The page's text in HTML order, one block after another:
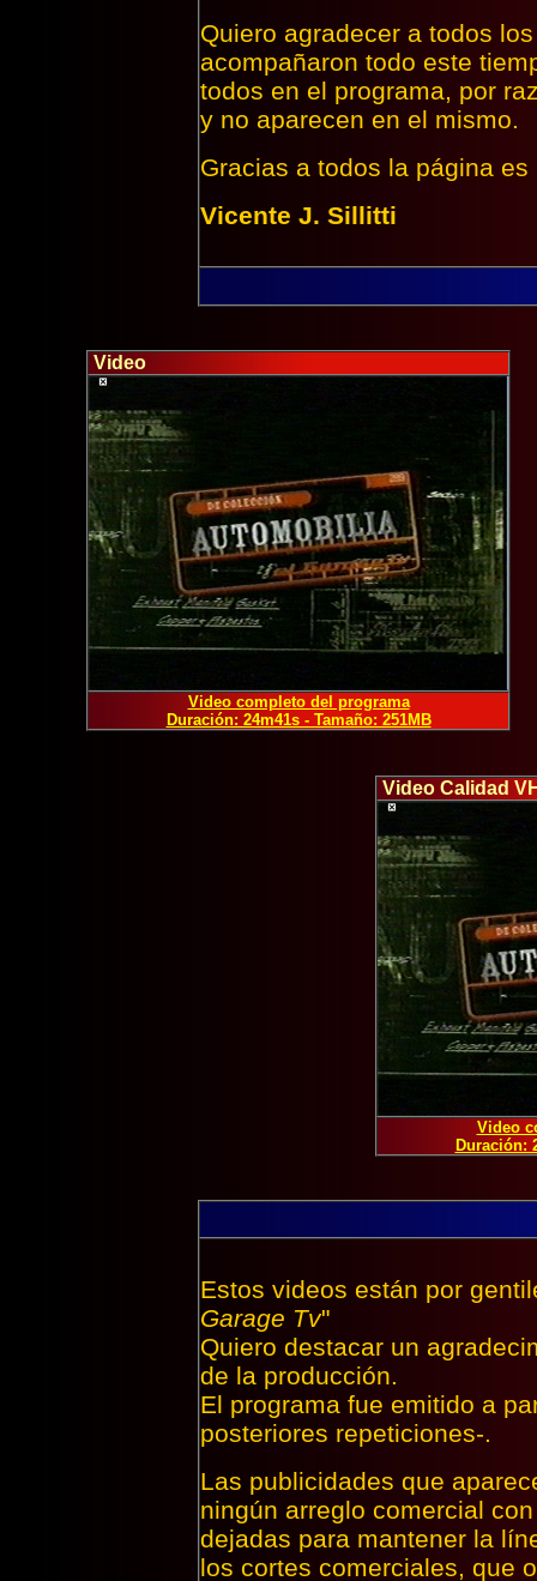
Quiero agradecer a todos
acompañaron todo este
todos en el programa, por
y no aparecen en el mismo.
Gracias a todos la página es
Vicente J. Sillitti
Video
Video completo del programa
Duración: 24m41s - Tamaño: 251MB
Video Calidad
Video
Duración:
Estos videos están por
Garage Tv"
Quiero destacar un
de la producción.
El programa fue emitido a
posteriores repeticiones-.
Las publicidades que
ningún arreglo comercial
dejadas para mantener la
los cortes comerciales, que